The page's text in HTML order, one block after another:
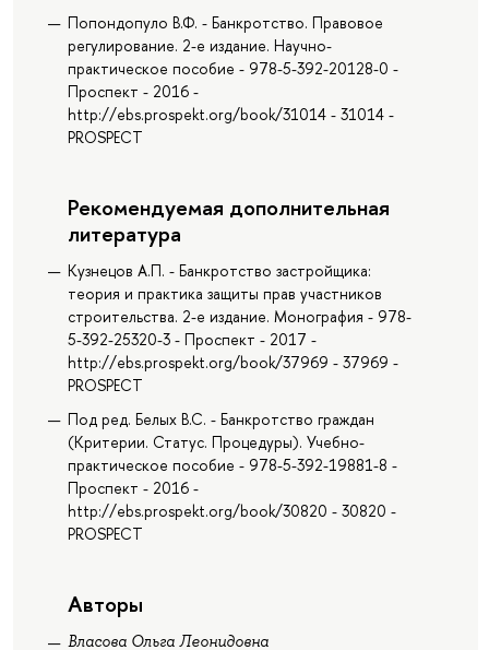
Попондопуло В.Ф. - Банкротство. Правовое
регулирование. 2-е издание. Научно-
практическое пособие - 978-5-392-20128-0 -
Проспект - 2016 -
http://ebs.prospekt.org/book/31014 - 31014 -
PROSPECT
Рекомендуемая дополнительная
литература
Кузнецов А.П. - Банкротство застройщика:
теория и практика защиты прав участников
строительства. 2-е издание. Монография - 978-
5-392-25320-3 - Проспект - 2017 -
http://ebs.prospekt.org/book/37969 - 37969 -
PROSPECT
Под ред. Белых В.С. - Банкротство граждан
(Критерии. Статус. Процедуры). Учебно-
практическое пособие - 978-5-392-19881-8 -
Проспект - 2016 -
http://ebs.prospekt.org/book/30820 - 30820 -
PROSPECT
Авторы
Власова Ольга Леонидовна